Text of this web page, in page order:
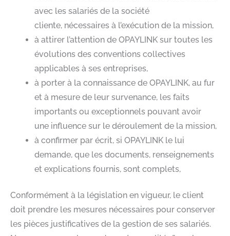
avec les salariés de la société
cliente, nécessaires à l’exécution de la mission,​
à attirer l’attention de OPAYLINK sur toutes les
évolutions des conventions collectives
applicables à ses entreprises,​
à porter à la connaissance de OPAYLINK, au fur
et à mesure de leur survenance, les faits
importants ou exceptionnels pouvant avoir
une influence sur le déroulement de la mission,​
à confirmer par écrit, si OPAYLINK le lui
demande, que les documents, renseignements
et explications fournis, sont complets,​
Conformément à la législation en vigueur, le client
doit prendre les mesures nécessaires pour conserver
les pièces justificatives de la gestion de ses salariés.